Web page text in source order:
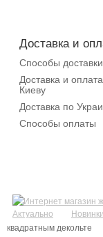
Доставка и
Способы доставки
Доставка и
Киеву
Доставка по
Способы оплаты
Актуально Новинки
квадратным декольте